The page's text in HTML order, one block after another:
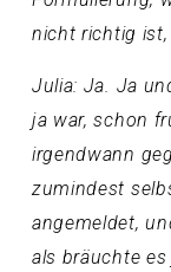
nicht richtig
Julia: Ja. Ja
ja war, schon
irgendwann
zumindest
angemeldet,
als bräuchte